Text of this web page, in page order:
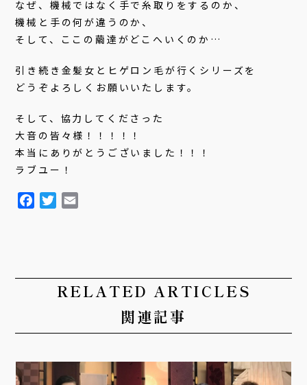
なぜ、機械ではなく手で糸取りをするのか、
機械と手の何が違うのか、
そして、ここの繭達がどこへいくのか…
引き続き金髪女とヒゲロン毛が行くシリーズを
どうぞよろしくお願いいたします。
そして、協力してくださった
大音の皆々様！！！！！
本当にありがとうございました！！！
ラブユー！
F
o
T
e
r
RELATED ARTICLES
関連記事